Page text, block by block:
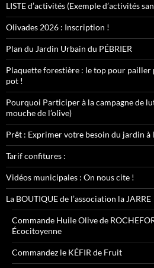
LISTE d’activités (Exemple d’activités
Olivades 2026 : Inscription !
Plan du Jardin Urbain du PÉBRIER
Plaquette forestière : le top pour pailler
pot !
Pourquoi Participer à la campagne de
mouche de l’olive)
Prêt : Exprimer votre besoin du jardin à
Tarif confitures :
Vidéos municipales : On nous cite !
La BOUTIQUE de l’association la JARRE
Commande Huile Olive de
Écocitoyenne
Commandez le KÉFIR de Fruit